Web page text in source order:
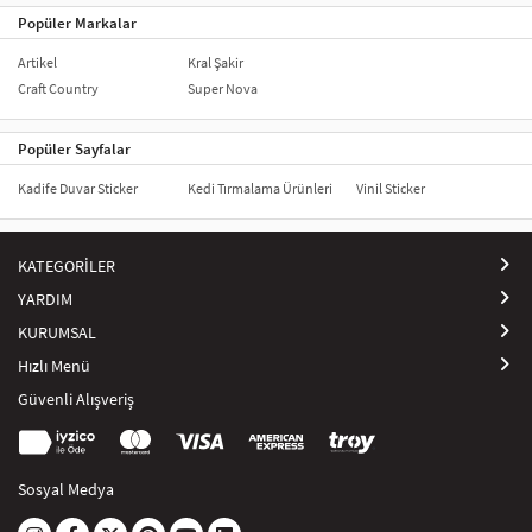
Popüler Markalar
Artikel
Craft Country
Kral Şakir
Super Nova
Popüler Sayfalar
Kadife Duvar Sticker Kedi Tırmalama Ürünleri Vinil Sticker
KATEGORİLER
YARDIM
KURUMSAL
Hızlı Menü
Güvenli Alışveriş
Sosyal Medya